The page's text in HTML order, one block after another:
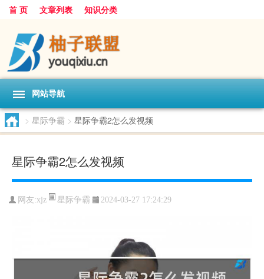
首 页 文章列表 知识分类
网站导航
> 星际争霸 > 星际争霸2怎么发视频
星际争霸2怎么发视频
网友:xjz 星际争霸 2024-03-27 17:24:29